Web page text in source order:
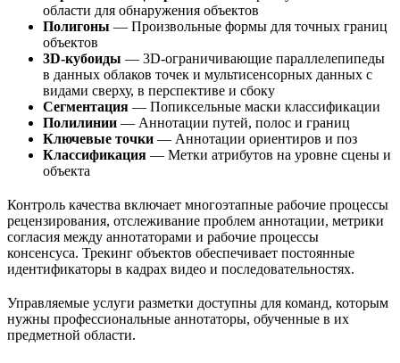
области для обнаружения объектов
Полигоны — Произвольные формы для точных границ
объектов
3D-кубоиды — 3D-ограничивающие параллелепипеды
в данных облаков точек и мультисенсорных данных с
видами сверху, в перспективе и сбоку
Сегментация — Попиксельные маски классификации
Полилинии — Аннотации путей, полос и границ
Ключевые точки — Аннотации ориентиров и поз
Классификация — Метки атрибутов на уровне сцены и
объекта
Контроль качества включает многоэтапные рабочие процессы
рецензирования, отслеживание проблем аннотации, метрики
согласия между аннотаторами и рабочие процессы
консенсуса. Трекинг объектов обеспечивает постоянные
идентификаторы в кадрах видео и последовательностях.
Управляемые услуги разметки доступны для команд, которым
нужны профессиональные аннотаторы, обученные в их
предметной области.